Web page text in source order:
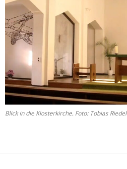
Blick in die Klosterkirche. Foto: Tobias Riedel